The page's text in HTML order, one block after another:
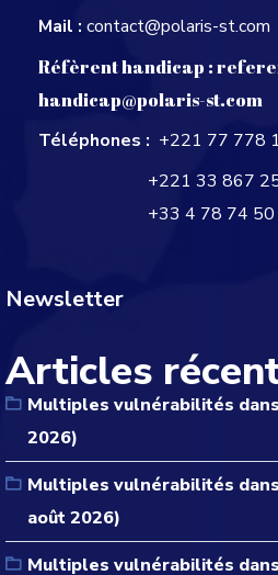
Mail : contact@polaris-st.com
Réfèrent handicap :
handicap@polaris-st.com
Téléphones : +221 77 778
+221 33 867 25
+33 4 78 74 50
Newsletter
Articles
Multiples vulnérabilités
2026)
Multiples vulnérabilités
août 2026)
Multiples vulnérabilités